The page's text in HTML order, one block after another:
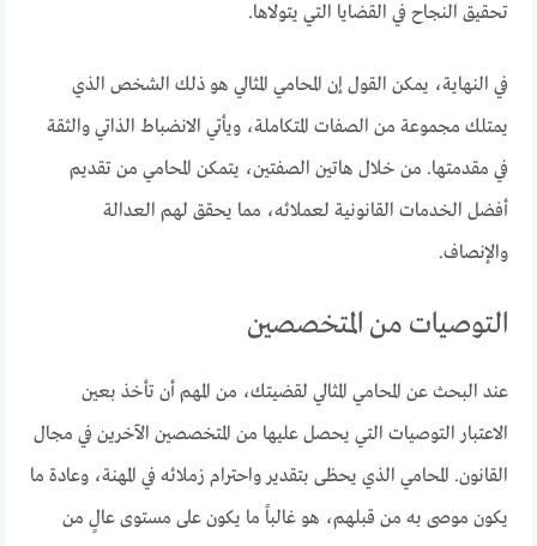
تحقيق النجاح في القضايا التي يتولاها.
في النهاية، يمكن القول إن المحامي المثالي هو ذلك الشخص الذي
يمتلك مجموعة من الصفات المتكاملة، ويأتي الانضباط الذاتي والثقة
في مقدمتها. من خلال هاتين الصفتين، يتمكن المحامي من تقديم
أفضل الخدمات القانونية لعملائه، مما يحقق لهم العدالة
والإنصاف.
التوصيات من المتخصصين
عند البحث عن المحامي المثالي لقضيتك، من المهم أن تأخذ بعين
الاعتبار التوصيات التي يحصل عليها من المتخصصين الآخرين في مجال
القانون. المحامي الذي يحظى بتقدير واحترام زملائه في المهنة، وعادة ما
يكون موصى به من قبلهم، هو غالباً ما يكون على مستوى عالٍ من